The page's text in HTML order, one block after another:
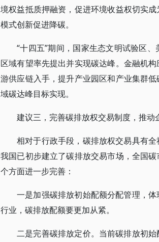
境权益抵质押融资，促进环境收益权切实
模式创新促进降碳。
“十四五”期间，国家生态文明试验区
区域有望率先提出并实现碳达峰。金融机
游供应链入手，提升产业园区和产业集群
域碳达峰目标实现。
建议三，完善碳排放权交易制度，推动
相对于行政手段，碳排放权交易具有
我国已初步建立了碳排放交易市场，全国
个方面进一步完善：
一是加强碳排放初始配额分配管理，
行业，碳排放配额要更加从紧。
二是完善碳排放定价。当前碳排放初